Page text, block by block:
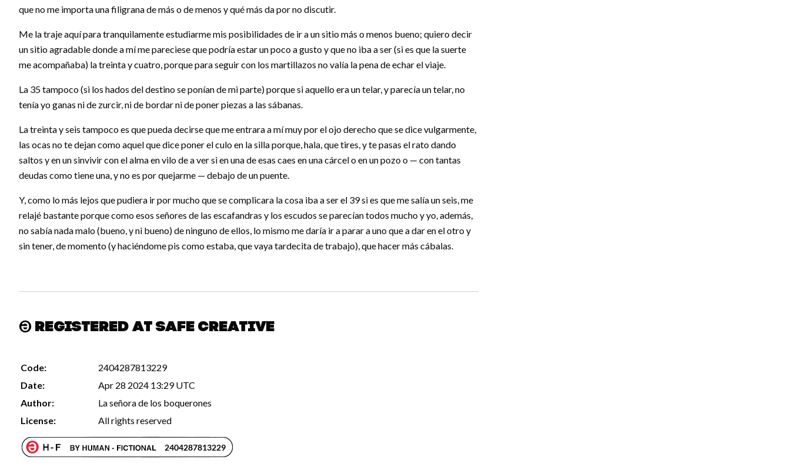
que no me importa una filigrana de más o de menos y qué más da por no discutir.
Me la traje aquí para tranquilamente estudiarme mis posibilidades de ir a un sitio más o menos bueno; quiero decir
un sitio agradable donde a mí me pareciese que podría estar un poco a gusto y que no iba a ser (si es que la suerte
me acompañaba) la treinta y cuatro, porque para seguir con los martillazos no valía la pena de echar el viaje.
La 35 tampoco (si los hados del destino se ponían de mi parte) porque si aquello era un telar, y parecía un telar, no
tenía yo ganas ni de zurcir, ni de bordar ni de poner piezas a las sábanas.
La treinta y seis tampoco es que pueda decirse que me entrara a mí muy por el ojo derecho que se dice vulgarmente,
las ocas no te dejan como aquel que dice poner el culo en la silla porque, hala, que tires, y te pasas el rato dando
saltos y en un sinvivir con el alma en vilo de a ver si en una de esas caes en una cárcel o en un pozo o — con tantas
deudas como tiene una, y no es por quejarme — debajo de un puente.
Y, como lo más lejos que pudiera ir por mucho que se complicara la cosa iba a ser el 39 si es que me salía un seis, me
relajé bastante porque como esos señores de las escafandras y los escudos se parecían todos mucho y yo, además,
no sabía nada malo (bueno, y ni bueno) de ninguno de ellos, lo mismo me daría ir a parar a uno que a dar en el otro y
sin tener, de momento (y haciéndome pis como estaba, que vaya tardecita de trabajo), que hacer más cábalas.
Registered at Safe Creative
Code:
2404287813229
Date:
Apr 28 2024 13:29 UTC
Author:
La señora de los boquerones
License:
All rights reserved